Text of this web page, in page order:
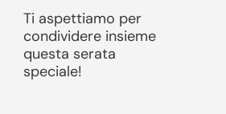
Ti aspettiamo per
condividere insieme
questa serata
speciale!